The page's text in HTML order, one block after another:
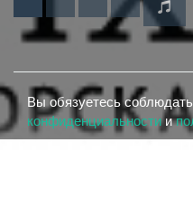
Вы обязуетесь соблюдать
конфиденциальностии